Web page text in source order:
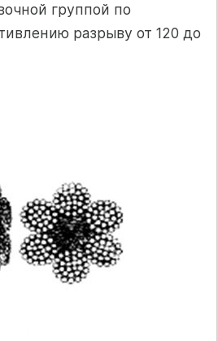
группой по
разрыву от 120 до